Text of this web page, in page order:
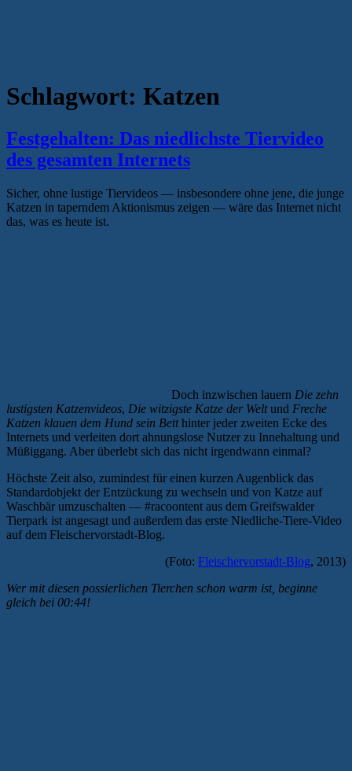
Schlagwort: Katzen
Festgehalten: Das niedlichste Tiervideo
des gesamten Internets
Sicher, ohne lustige Tiervideos — insbesondere ohne jene, die junge
Katzen in taperndem Aktionismus zeigen — wäre das Internet nicht
das, was es heute ist.
Doch inzwischen lauern Die zehn
lustigsten Katzenvideos, Die witzigste Katze der Weltund Freche
Katzen klauen dem Hund sein Betthinter jeder zweiten Ecke des
Internets und verleiten dort ahnungslose Nutzer zu Innehaltung und
Müßiggang. Aber überlebt sich das nicht irgendwann einmal?
Höchste Zeit also, zumindest für einen kurzen Augenblick das
Standardobjekt der Entzückung zu wechseln und von Katze auf
Waschbär umzuschalten — #racoontent aus dem Greifswalder
Tierpark ist angesagt und außerdem das erste Niedliche-Tiere-Video
auf dem Fleischervorstadt-Blog.
(Foto: Fleischervorstadt-Blog, 2013)
Wer mit diesen possierlichen Tierchen schon warm ist, beginne
gleich bei 00:44!